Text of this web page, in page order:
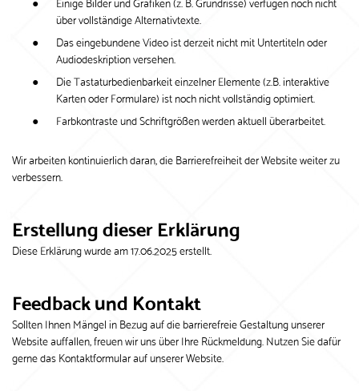
über vollständige Alternativtexte.
Das eingebundene Video ist derzeit nicht mit Untertiteln oder
Audiodeskription versehen.
Die Tastaturbedienbarkeit einzelner Elemente (z.B. interaktive
Karten oder Formulare) ist noch nicht vollständig optimiert.
Farbkontraste und Schriftgrößen werden aktuell überarbeitet.
Wir arbeiten kontinuierlich daran, die Barrierefreiheit der Website weiter zu
verbessern.
Erstellung dieser Erklärung
Diese Erklärung wurde am 17.06.2025 erstellt.
Feedback und Kontakt
Sollten Ihnen Mängel in Bezug auf die barrierefreie Gestaltung unserer
Website auffallen, freuen wir uns über Ihre Rückmeldung. Nutzen Sie dafür
gerne das Kontaktformular auf unserer Website.